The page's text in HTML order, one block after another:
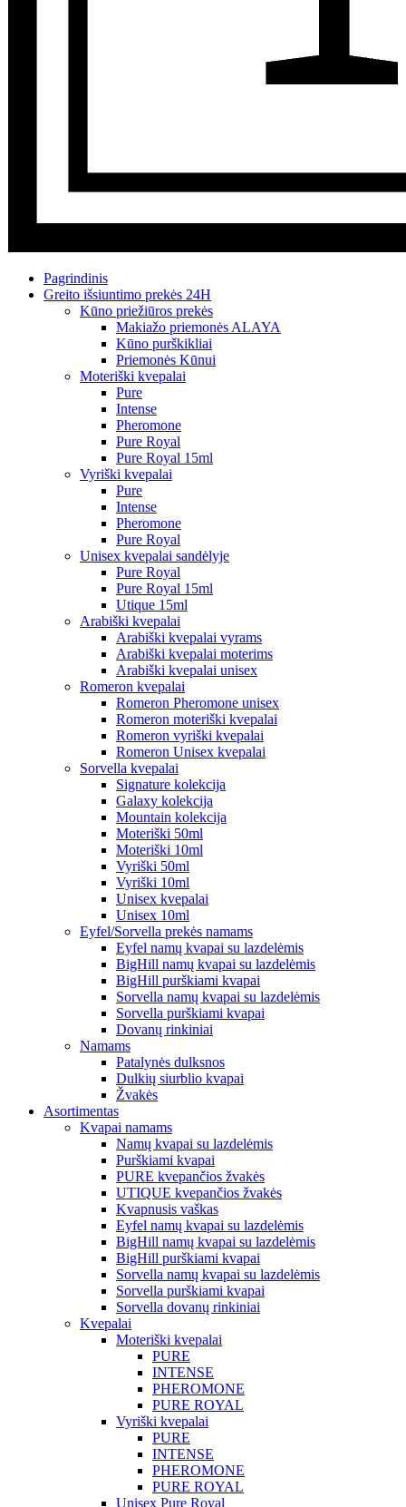
Pagrindinis
Greito išsiuntimo prekės 24H
Kūno priežiūros prekės
Makiažo priemonės ALAYA
Kūno purškikliai
Priemonės Kūnui
Moteriški kvepalai
Pure
Intense
Pheromone
Pure Royal
Pure Royal 15ml
Vyriški kvepalai
Pure
Intense
Pheromone
Pure Royal
Unisex kvepalai sandėlyje
Pure Royal
Pure Royal 15ml
Utique 15ml
Arabiški kvepalai
Arabiški kvepalai vyrams
Arabiški kvepalai moterims
Arabiški kvepalai unisex
Romeron kvepalai
Romeron Pheromone unisex
Romeron moteriški kvepalai
Romeron vyriški kvepalai
Romeron Unisex kvepalai
Sorvella kvepalai
Signature kolekcija
Galaxy kolekcija
Mountain kolekcija
Moteriški 50ml
Moteriški 10ml
Vyriški 50ml
Vyriški 10ml
Unisex kvepalai
Unisex 10ml
Eyfel/Sorvella prekės namams
Eyfel namų kvapai su lazdelėmis
BigHill namų kvapai su lazdelėmis
BigHill purškiami kvapai
Sorvella namų kvapai su lazdelėmis
Sorvella purškiami kvapai
Dovanų rinkiniai
Namams
Patalynės dulksnos
Dulkių siurblio kvapai
Žvakės
Asortimentas
Kvapai namams
Namų kvapai su lazdelėmis
Purškiami kvapai
PURE kvepančios žvakės
UTIQUE kvepančios žvakės
Kvapnusis vaškas
Eyfel namų kvapai su lazdelėmis
BigHill namų kvapai su lazdelėmis
BigHill purškiami kvapai
Sorvella namų kvapai su lazdelėmis
Sorvella purškiami kvapai
Sorvella dovanų rinkiniai
Kvepalai
Moteriški kvepalai
PURE
INTENSE
PHEROMONE
PURE ROYAL
Vyriški kvepalai
PURE
INTENSE
PHEROMONE
PURE ROYAL
Unisex Pure Royal